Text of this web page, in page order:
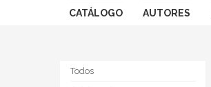
CATÁLOGO AUTORES
Todos